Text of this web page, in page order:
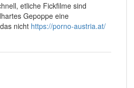
etliche Fickfilme sind
Gepoppe eine
nicht https://porno-austria.at/